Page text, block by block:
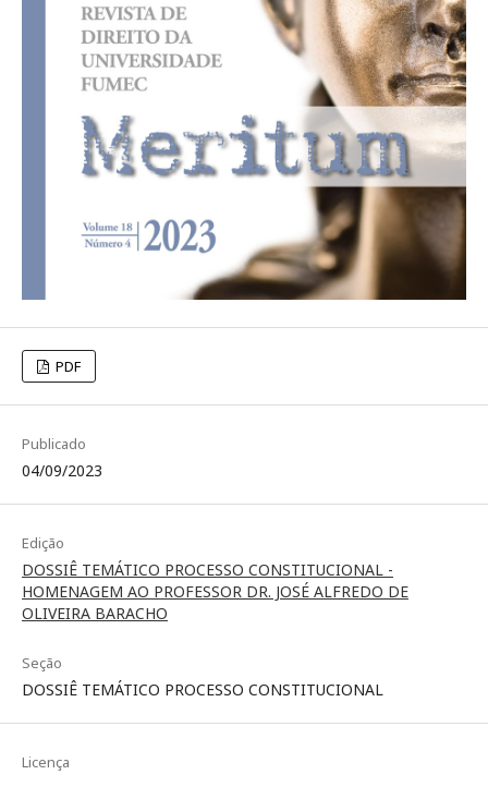
PDF
Publicado
04/09/2023
Edição
DOSSIÊ TEMÁTICO PROCESSO CONSTITUCIONAL -
HOMENAGEM AO PROFESSOR DR. JOSÉ ALFREDO DE
OLIVEIRA BARACHO
Seção
DOSSIÊ TEMÁTICO PROCESSO CONSTITUCIONAL
Licença